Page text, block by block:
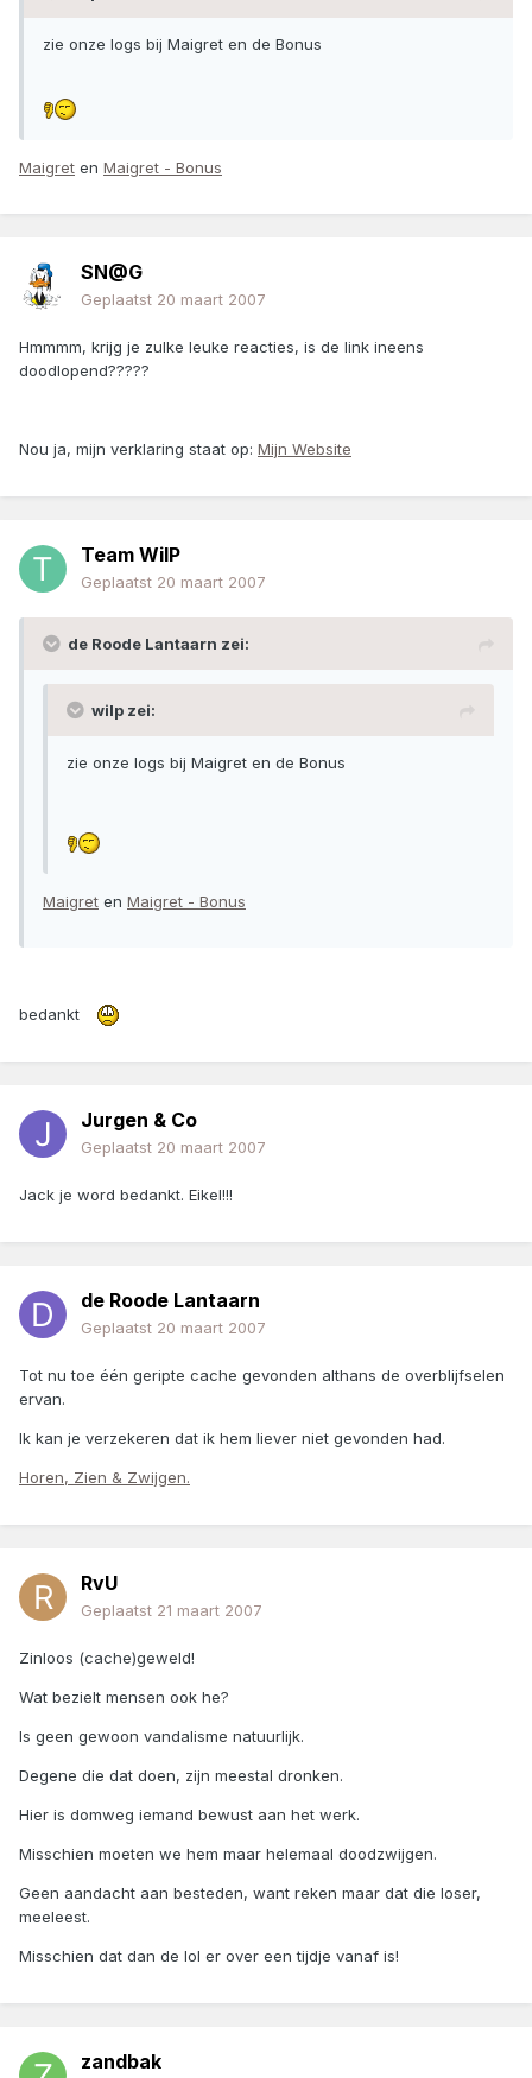
zie onze logs bij Maigret en de Bonus
Maigret en Maigret - Bonus
SN@G
Geplaatst 20 maart 2007
Hmmmm, krijg je zulke leuke reacties, is de link ineens
doodlopend?????
Nou ja, mijn verklaring staat op: Mijn Website
Team WilP
Geplaatst 20 maart 2007
de Roode Lantaarn zei:
wilp zei:
zie onze logs bij Maigret en de Bonus
Maigret en Maigret - Bonus
bedankt
Jurgen & Co
Geplaatst 20 maart 2007
Jack je word bedankt. Eikel!!!
de Roode Lantaarn
Geplaatst 20 maart 2007
Tot nu toe één geripte cache gevonden althans de overblijfselen
ervan.
Ik kan je verzekeren dat ik hem liever niet gevonden had.
Horen, Zien & Zwijgen.
RvU
Geplaatst 21 maart 2007
Zinloos (cache)geweld!
Wat bezielt mensen ook he?
Is geen gewoon vandalisme natuurlijk.
Degene die dat doen, zijn meestal dronken.
Hier is domweg iemand bewust aan het werk.
Misschien moeten we hem maar helemaal doodzwijgen.
Geen aandacht aan besteden, want reken maar dat die loser,
meeleest.
Misschien dat dan de lol er over een tijdje vanaf is!
zandbak